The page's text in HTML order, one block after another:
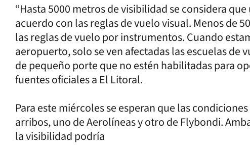
“Hasta 5000 metros de visibilidad se considera
acuerdo con las reglas de vuelo visual. Menos de
las reglas de vuelo por instrumentos. Cuando
aeropuerto, solo se ven afectadas las escuelas de
de pequeño porte que no estén habilitadas para
fuentes oficiales a El Litoral.
Para este miércoles se esperan que las
arribos, uno de Aerolíneas y otro de Flybondi.
la visibilidad podría